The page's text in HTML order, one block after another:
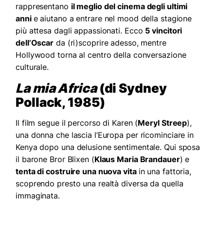
rappresentano il meglio del cinema degli ultimi
anni e aiutano a entrare nel mood della stagione
più attesa dagli appassionati. Ecco 5 vincitori
dell’Oscar da (ri)scoprire adesso, mentre
Hollywood torna al centro della conversazione
culturale.
La mia Africa(di Sydney
Pollack, 1985)
Il film segue il percorso di Karen (Meryl Streep),
una donna che lascia l’Europa per ricominciare in
Kenya dopo una delusione sentimentale. Qui sposa
il barone Bror Blixen (Klaus Maria Brandauer) e
tenta di costruire una nuova vita in una fattoria,
scoprendo presto una realtà diversa da quella
immaginata.